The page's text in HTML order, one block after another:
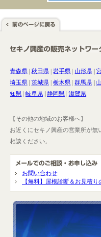
青森県 | 秋田県 | 岩手県 | 山形県 |
埼玉県 | 茨城県 | 栃木県 | 群馬県 |
知県 | 岐阜県 | 静岡県 | 滋賀県
【その他の地域のお客様へ】
お近くにセキノ興産の営業所が
相談ください。
お問い合わせ
【無料】屋根診断＆お見積